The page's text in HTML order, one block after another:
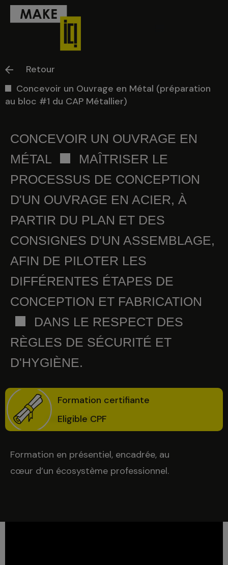
Aller
au
contenu
Retour
Concevoir un Ouvrage en Métal (préparation
au bloc #1 du CAP Métallier)
CONCEVOIR UN OUVRAGE EN
MÉTAL
MAÎTRISER LE
PROCESSUS DE CONCEPTION
D'UN OUVRAGE EN ACIER, À
PARTIR DU PLAN ET DES
CONSIGNES D'UN ASSEMBLAGE,
AFIN DE PILOTER LES
DIFFÉRENTES ÉTAPES DE
CONCEPTION ET FABRICATION
DANS LE RESPECT DES
RÈGLES DE SÉCURITÉ ET
D'HYGIÈNE.
Formation certifiante
Eligible CPF
Formation en présentiel, encadrée, au
cœur d’un écosystème professionnel.
trouverez une liste
de créneaux
d’information en
ligne.